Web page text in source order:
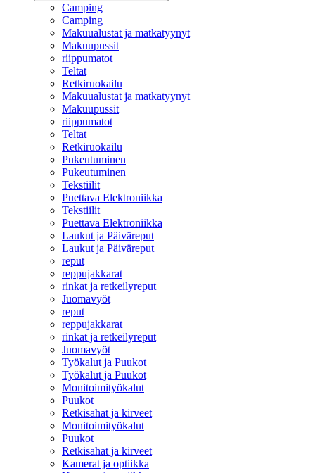
Camping
Camping
Makuualustat ja matkatyynyt
Makuupussit
riippumatot
Teltat
Retkiruokailu
Makuualustat ja matkatyynyt
Makuupussit
riippumatot
Teltat
Retkiruokailu
Pukeutuminen
Pukeutuminen
Tekstiilit
Puettava Elektroniikka
Tekstiilit
Puettava Elektroniikka
Laukut ja Päiväreput
Laukut ja Päiväreput
reput
reppujakkarat
rinkat ja retkeilyreput
Juomavyöt
reput
reppujakkarat
rinkat ja retkeilyreput
Juomavyöt
Työkalut ja Puukot
Työkalut ja Puukot
Monitoimityökalut
Puukot
Retkisahat ja kirveet
Monitoimityökalut
Puukot
Retkisahat ja kirveet
Kamerat ja optiikka